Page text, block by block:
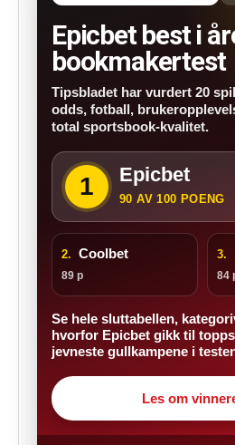
Epicbet best i
bookmakertest
Tipsbladet har vurdert 20
odds, fotball,
total sportsbook-kvalitet.
1 Epicbet
90 AV 100 POENG
2. Coolbet
89 p
3.
84
Se hele sluttabellen,
hvorfor Epicbet gikk til
jevneste gullkampene i
Les om